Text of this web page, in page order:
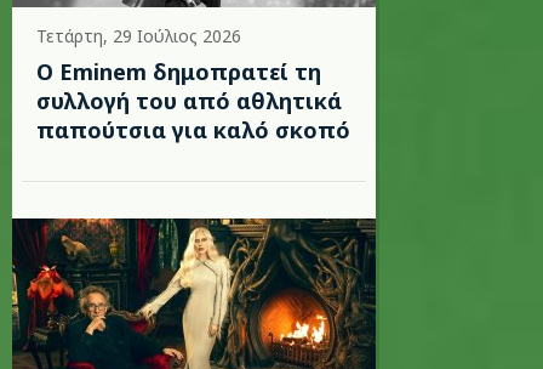
Τετάρτη, 29 Ιούλιος 2026
Ο Eminem δημοπρατεί τη
συλλογή του από αθλητικά
παπούτσια για καλό σκοπό